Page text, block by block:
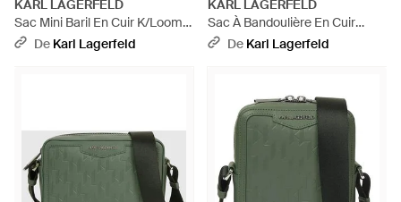
KARL LAGERFELD
Sac Mini Baril En Cuir K/Loom,
Homme, Taille - Vert
De Karl Lagerfeld
KARL LAGERFELD
Sac À Bandoulière En Cuir
K/Loom, Homme, Taille - Vert
De Karl Lagerfeld